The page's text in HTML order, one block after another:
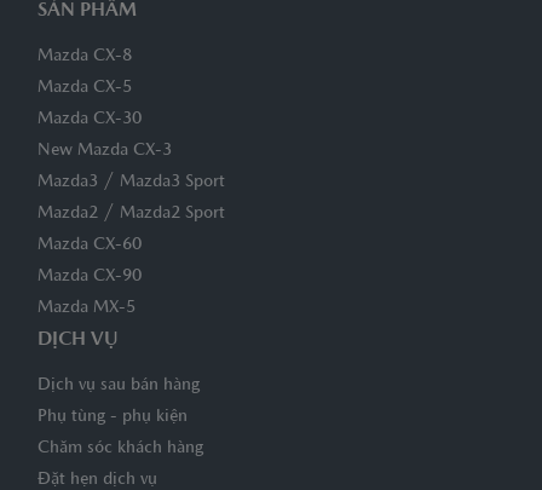
SẢN PHẨM
Mazda CX-8
Mazda CX-5
Mazda CX-30
New Mazda CX-3
Mazda3 / Mazda3 Sport
Mazda2 / Mazda2 Sport
Mazda CX-60
Mazda CX-90
Mazda MX-5
DỊCH VỤ
Dịch vụ sau bán hàng
Phụ tùng - phụ kiện
Chăm sóc khách hàng
Đặt hẹn dịch vụ